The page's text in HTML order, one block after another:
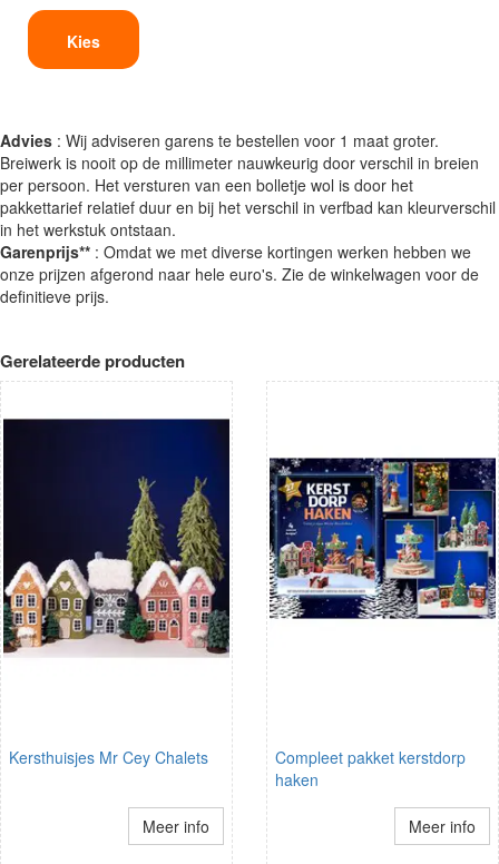
Kies
Advies : Wij adviseren garens te bestellen voor 1 maat groter.
Breiwerk is nooit op de millimeter nauwkeurig door verschil in breien
per persoon. Het versturen van een bolletje wol is door het
pakkettarief relatief duur en bij het verschil in verfbad kan kleurverschil
in het werkstuk ontstaan.
Garenprijs** : Omdat we met diverse kortingen werken hebben we
onze prijzen afgerond naar hele euro's. Zie de winkelwagen voor de
definitieve prijs.
Gerelateerde producten
Kersthuisjes Mr Cey Chalets
Meer info
Compleet pakket kerstdorp
haken
Meer info